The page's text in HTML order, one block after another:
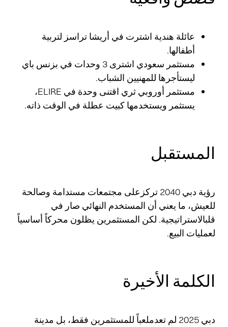
عائلة هندية اشترت في أريشا تراسز لتربية
أطفالها.
مستثمر سعودي اشترى 3 وحدات في بزنس باي
ليستأجرها للمهنيين الشباب.
مستثمر أوروبي ثري اقتنى وحدة في ELIRE،
يستثمر ويستخدمها كبيت عطلة في الوقت ذاته.
المستقبل
رؤية دبي 2040 تركزعلى مجتمعات مستدامة وصالحة
للعيش، ما يعني أن المستخدم النهائي صار في
قلبالاستراتيجية. لكن المستثمرين يظلون محركاً أساسياً
لعمليات البيع.
الكلمة الأخيرة
دبي 2025 لم تعدملعباً للمستثمرين فقط، بل مدينة